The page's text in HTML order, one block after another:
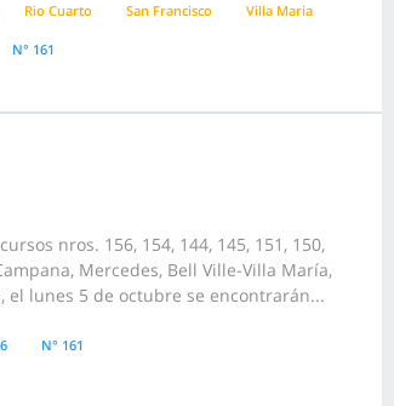
Rio Cuarto San Francisco Villa Maria
N° 161
nros. 156, 154, 144, 145, 151, 150,
Mercedes, Bell Ville-Villa María,
el lunes 5 de octubre se encontrarán...
N° 161